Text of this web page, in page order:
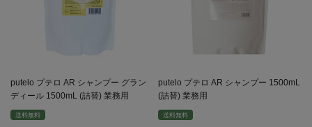
putelo プテロ AR シャンプー グラン
ディール 1500mL (詰替) 業務用
送料無料
putelo プテロ AR シャンプー 1500mL
(詰替) 業務用
送料無料